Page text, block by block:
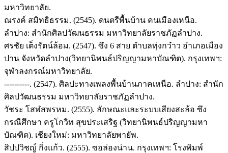
มหาวิทยาลัย.
ณรงค์ สมิทธิธรรม. (2545). ดนตรีพื้นบ้าน คนเมืองเหนือ.
ลำปาง: สำนักศิลปวัฒนธรรม มหาวิทยาลัยราชภัฏลำปาง.
ศรชัย เต็งรัตน์ล้อม. (2547). ซึง 6 สาย ตำบลทุ่งกว๋าว อำเภอเมือง
ปาน จังหวัดลำปาง(วิทยานิพนธ์ปริญญามหาบัณฑิต). กรุงเทพฯ:
จุฬาลงกรณ์มหาวิทยาลัย.
----------. (2547). ศิลปะทางเพลงพื้นบ้านภาคเหนือ. ลำปาง: สำนัก
ศิลปวัฒนธรรม มหาวิทยาลัยราชภัฏลำปาง.
วัชระ โสฬสพรหม. (2555). ลักษณะและระบบเสียงสะล้อ ซึง
กรณีศึกษา ครูโกวิท สุขประเสริฐ (วิทยานิพนธ์ปริญญามหา
บัณฑิต). เชียงใหม่: มหาวิทยาลัยพายัพ.
สิปปวิชญ์ กิ่งแก้ว. (2555). ซอล่องน่าน. กรุงเทพฯ: โรงพิมพ์